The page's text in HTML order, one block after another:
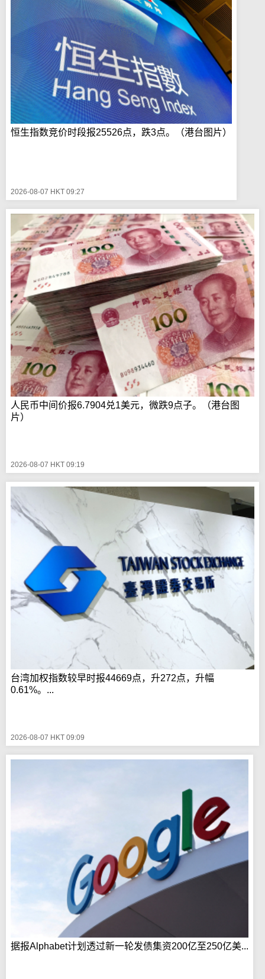
恒生指数竞价时段报25526点，跌3点。（港台图片）
2026-08-07 HKT 09:27
人民币中间价报6.7904兑1美元，微跌9点子。（港台图
片）
2026-08-07 HKT 09:19
台湾加权指数较早时报44669点，升272点，升幅
0.61%。...
2026-08-07 HKT 09:09
据报Alphabet计划透过新一轮发债集资200亿至250亿美...